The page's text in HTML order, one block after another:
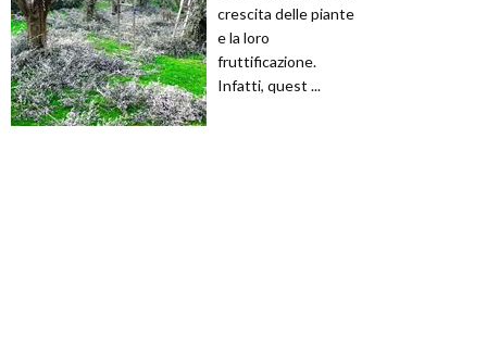
crescita delle piante
e la loro
fruttificazione.
Infatti, quest ...